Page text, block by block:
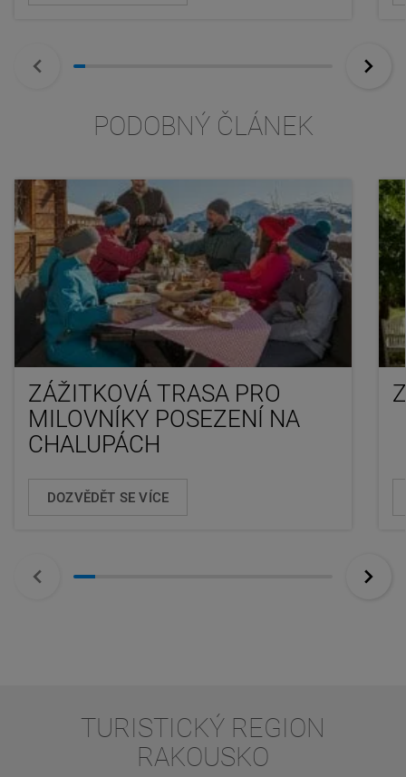
PODOBNÝ ČLÁNEK
ZÁŽITKOVÁ TRASA PRO
MILOVNÍKY POSEZENÍ NA
CHALUPÁCH
DOZVĚDĚT SE VÍCE
TURISTICKÝ REGION
RAKOUSKO